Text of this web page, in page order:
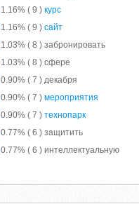
1.16% ( 9 ) курс
1.16% ( 9 ) сайт
1.03% ( 8 ) забронировать
1.03% ( 8 ) сфере
0.90% ( 7 ) декабря
0.90% ( 7 ) мероприятия
0.90% ( 7 ) технопарк
0.77% ( 6 ) защитить
0.77% ( 6 ) интеллектуальную